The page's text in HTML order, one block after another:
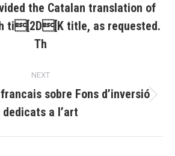
Previous
post:
the Catalan translation of
ti[2D[K title, as requested.
Th
NEXT
post:
sobre Fons d’inversió
dedicats a l’art